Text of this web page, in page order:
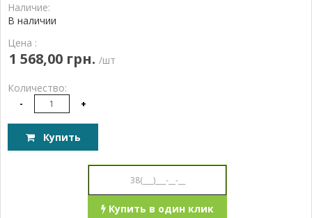
Наличие:
В наличии
Цена :
1 568,00 грн. /шт
Количество:
- +
Купить
Купить в один клик